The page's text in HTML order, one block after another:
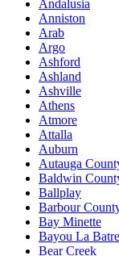
Andalusia
Anniston
Arab
Argo
Ashford
Ashland
Ashville
Athens
Atmore
Attalla
Auburn
Autauga
Baldwin
Ballplay
Barbour
Bay Minette
Bayou La Batre
Bear Creek